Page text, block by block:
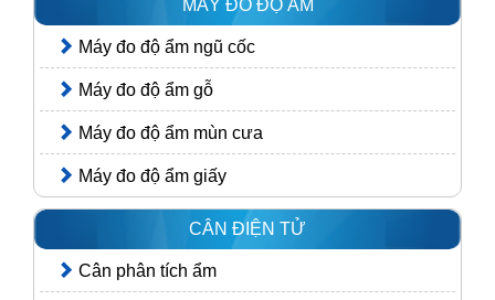
MÁY ĐO ĐỘ ẨM
Máy đo độ ẩm ngũ cốc
Máy đo độ ẩm gỗ
Máy đo độ ẩm mùn cưa
Máy đo độ ẩm giấy
CÂN ĐIỆN TỬ
Cân phân tích ẩm